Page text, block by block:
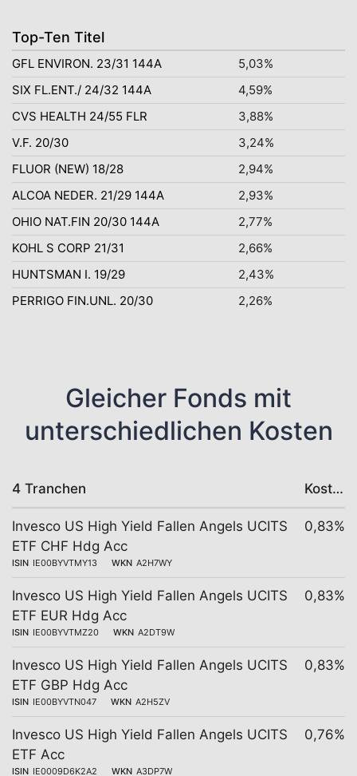
Top-Ten Titel
GFL ENVIRON. 23/31 144A
5,03%
SIX FL.ENT./ 24/32 144A
4,59%
CVS HEALTH 24/55 FLR
3,88%
V.F. 20/30
3,24%
FLUOR (NEW) 18/28
2,94%
ALCOA NEDER. 21/29 144A
2,93%
OHIO NAT.FIN 20/30 144A
2,77%
KOHL S CORP 21/31
2,66%
HUNTSMAN I. 19/29
2,43%
PERRIGO FIN.UNL. 20/30
2,26%
Gleicher Fonds mit
unterschiedlichen Kosten
4 Tranchen Kosten
Invesco US High Yield Fallen Angels UCITS
ETF CHF Hdg Acc
ISIN IE00BYVTMY13 WKN A2H7WY
0,83%
Invesco US High Yield Fallen Angels UCITS
ETF EUR Hdg Acc
ISIN IE00BYVTMZ20 WKN A2DT9W
0,83%
Invesco US High Yield Fallen Angels UCITS
ETF GBP Hdg Acc
ISIN IE00BYVTN047 WKN A2H5ZV
0,83%
Invesco US High Yield Fallen Angels UCITS
ETF Acc
ISIN IE0009D6K2A2 WKN A3DP7W
0,76%